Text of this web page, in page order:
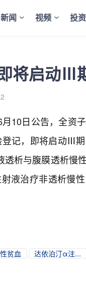
新闻 视频 投资
将启动Ⅲ
10日公告，全资
记，即将启动Ⅲ
析与腹膜透析
液治疗非透析慢
贫血 达依泊汀α注...